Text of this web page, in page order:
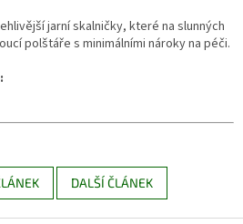
jarní skalničky, které na slunných
polštáře s minimálními nároky na péči.
DALŠÍ ČLÁNEK